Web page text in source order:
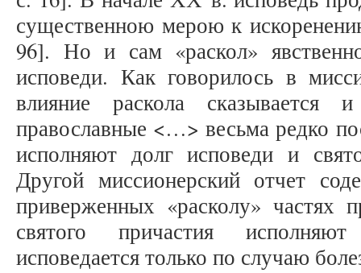
существенною мерою к
96]. Но и сам «раскол»
исповеди. Как говорилось в
влияние раскола
православные <…> весьма редко
исполняют долг исповеди и
Другой миссионерский отчет
приверженных «расколу» частях
святого причастия
исповедается только по случаю